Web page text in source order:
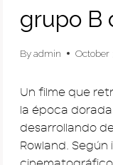
grupo B
Byadmin October
Un filme que
la época
desarrollando
Rowland.